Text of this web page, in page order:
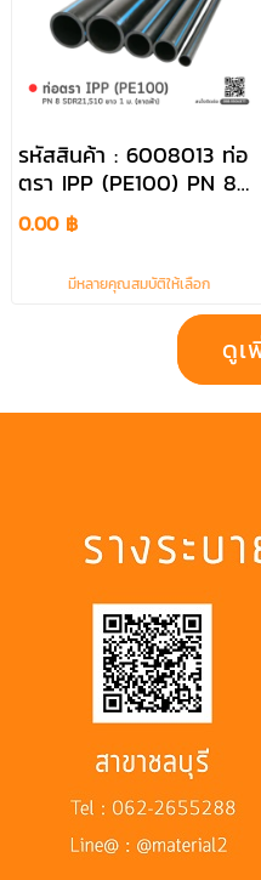
รหัสสินค้า : 6008013 ท่อ
ตรา IPP (PE100) PN 8
SDR21,S10 ยาว 1 ม. (คาด
ฟ้า)
0.00 ฿
มีหลายคุณสมบัติให้เลือก
ดูเ